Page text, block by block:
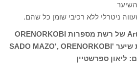
השיער
ניטרלי ללא רכיבי שומן כל שהם.
של רשת מספרות ORENORKOBI
שיער '
SADO MAZO', ORENORKOBI
ליאון ספרשטיין